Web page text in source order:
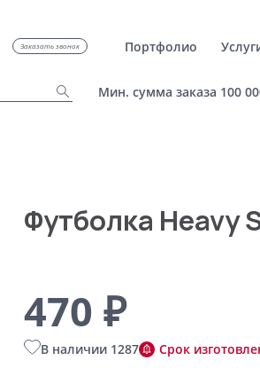
Заказать звонок Портфолио
Мин. сумма заказа 100
Футболка Heavy
470 ₽
В наличии 1287 Срок